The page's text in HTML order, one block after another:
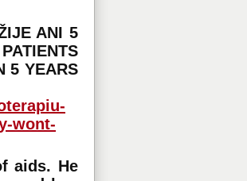
ANI 5
5 YEARS
wont-
aids. He